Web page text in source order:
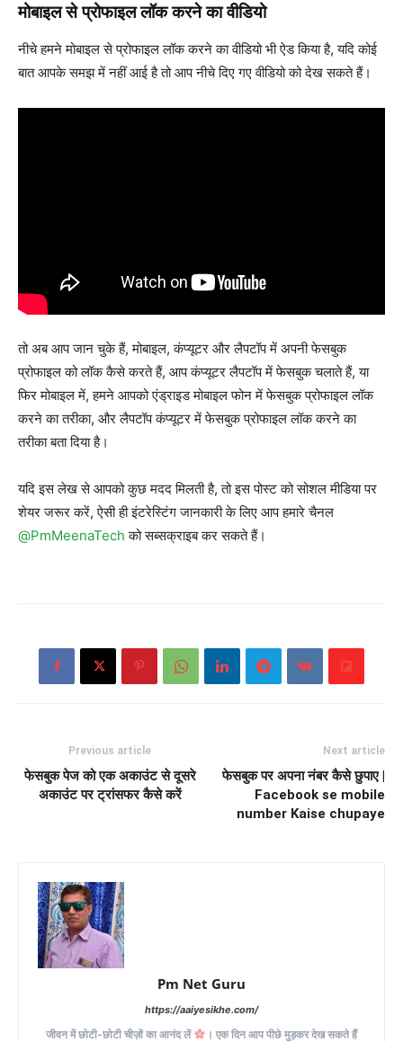
मोबाइल से प्रोफाइल लॉक करने का वीडियो
नीचे हमने मोबाइल से प्रोफाइल लॉक करने का वीडियो भी ऐड किया है, यदि कोई
बात आपके समझ में नहीं आई है तो आप नीचे दिए गए वीडियो को देख सकते हैं।
तो अब आप जान चुके हैं, मोबाइल, कंप्यूटर और लैपटॉप में अपनी फेसबुक
प्रोफाइल को लॉक कैसे करते हैं, आप कंप्यूटर लैपटॉप में फेसबुक चलाते हैं, या
फिर मोबाइल में, हमने आपको एंड्राइड मोबाइल फोन में फेसबुक प्रोफाइल लॉक
करने का तरीका, और लैपटॉप कंप्यूटर में फेसबुक प्रोफाइल लॉक करने का
तरीका बता दिया है।
यदि इस लेख से आपको कुछ मदद मिलती है, तो इस पोस्ट को सोशल मीडिया पर
शेयर जरूर करें, ऐसी ही इंटरेस्टिंग जानकारी के लिए आप हमारे चैनल
@PmMeenaTech को सब्सक्राइब कर सकते हैं।
Previous article
फेसबुक पेज को एक अकाउंट से दूसरे
अकाउंट पर ट्रांसफर कैसे करें
Next article
फेसबुक पर अपना नंबर कैसे छुपाए |
Facebook se mobile
number Kaise chupaye
Pm Net Guru
https://aaiyesikhe.com/
जीवन में छोटी-छोटी चीज़ों का आनंद लें
। एक दिन आप पीछे मुड़कर देख सकते हैं